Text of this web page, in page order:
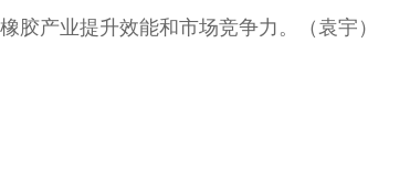
胶产业提升效能和市场竞争力。（袁宇）